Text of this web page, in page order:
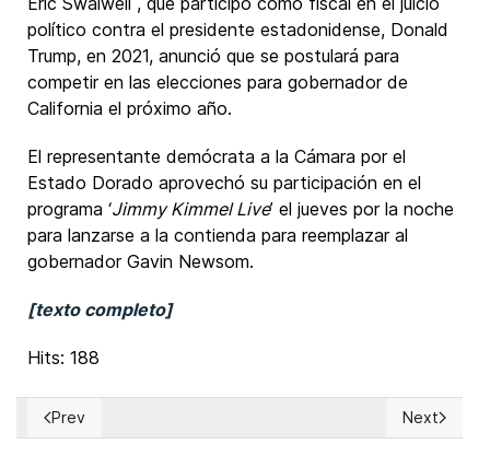
político contra el presidente estadonidense, Donald
Trump, en 2021, anunció que se postulará para
competir en las elecciones para gobernador de
California el próximo año.
El representante demócrata a la Cámara por el
Estado Dorado aprovechó su participación en el
programa ‘Jimmy Kimmel Live’ el jueves por la noche
para lanzarse a la contienda para reemplazar al
gobernador Gavin Newsom.
[texto completo]
Hits: 188
Previous article: EUA: Mayoría de votantes están a favor
Prev Next
Next